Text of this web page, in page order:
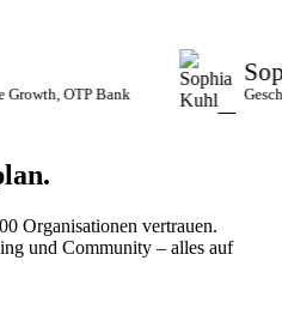
OTP Bank
Organisationen vertrauen.
und Community – alles auf